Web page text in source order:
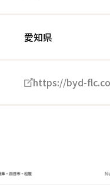
愛知県
https://byd-